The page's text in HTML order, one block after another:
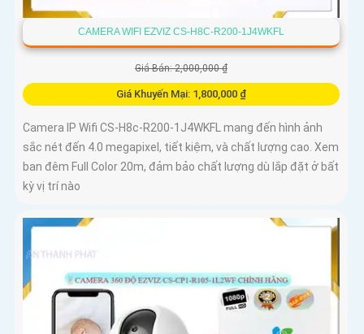
CAMERA WIFI EZVIZ CS-H8C-R200-1J4WKFL
Giá Bán: 2,000,000 ₫
Giá Khuyến Mại: 1,800,000 ₫
Camera IP Wifi CS-H8c-R200-1J4WKFL mang đến hình ảnh
sắc nét đến 4.0 megapixel, tiết kiệm, và chất lượng cao. Xem
ban đêm Full Color 20m, đảm bảo chất lượng dù lắp đặt ở bất
kỳ vị trí nào